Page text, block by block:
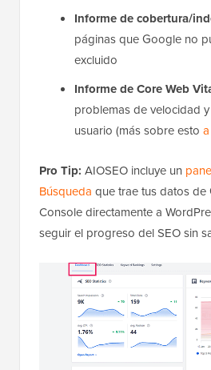
Informe de cobertura/
páginas que Google no
excluido
Informe de Core Web
problemas de velocidad
usuario (más sobre esto
Pro Tip: AIOSEO incluye un
Búsqueda que trae tus datos de
Console directamente a
seguir el progreso del SEO sin